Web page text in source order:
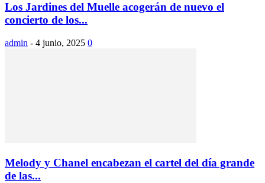
Los Jardines del Muelle acogerán de nuevo el
concierto de los...
admin - 4 junio, 2025 0
Melody y Chanel encabezan el cartel del día grande
de las...